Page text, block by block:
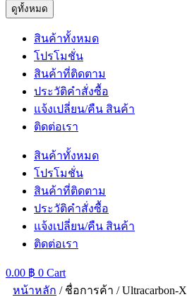
ดูทั้งหมด
สินค้าทั้งหมด
โปรโมชั่น
สินค้าที่ติดตาม
ประวัติคำสั่งซื้อ
แจ้งเปลี่ยน/คืน สินค้า
ติดต่อเรา
สินค้าทั้งหมด
โปรโมชั่น
สินค้าที่ติดตาม
ประวัติคำสั่งซื้อ
แจ้งเปลี่ยน/คืน สินค้า
ติดต่อเรา
0.00 ฿ 0 Cart
หน้าหลัก / ชื่อการค้า / Ultracarbon-X